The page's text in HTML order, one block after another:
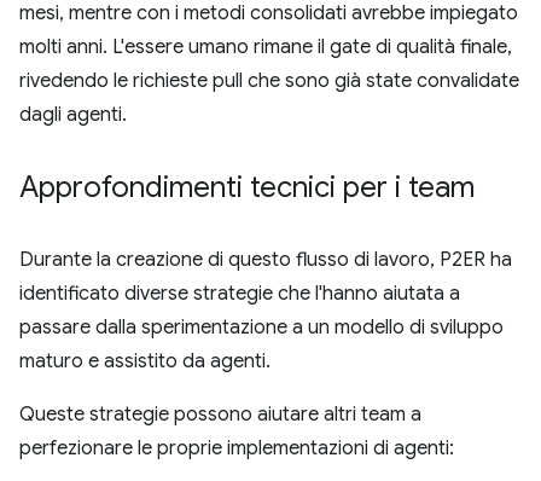
mesi, mentre con i metodi consolidati avrebbe impiegato
molti anni. L'essere umano rimane il gate di qualità finale,
rivedendo le richieste pull che sono già state convalidate
dagli agenti.
Approfondimenti tecnici per i team
Durante la creazione di questo flusso di lavoro, P2ER ha
identificato diverse strategie che l'hanno aiutata a
passare dalla sperimentazione a un modello di sviluppo
maturo e assistito da agenti.
Queste strategie possono aiutare altri team a
perfezionare le proprie implementazioni di agenti: